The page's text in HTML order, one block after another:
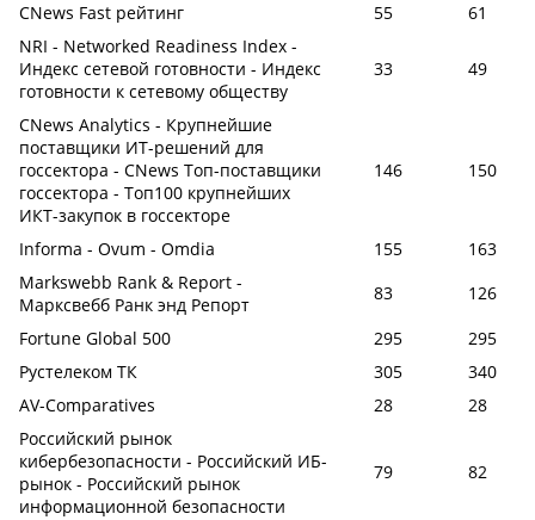
CNews Fast рейтинг
55
61
NRI - Networked Readiness Index -
Индекс сетевой готовности - Индекс
готовности к сетевому обществу
33 49
CNews Analytics - Крупнейшие
поставщики ИТ-решений для
госсектора - CNews Топ-поставщики
госсектора - Топ100 крупнейших
ИКТ-закупок в госсекторе
146 150
Informa - Ovum - Omdia 155
163
Markswebb Rank & Report -
Марксвебб Ранк энд Репорт
83
126
Fortune Global 500
295
295
Рустелеком ТК
305
340
AV-Comparatives
28
28
Российский рынок
кибербезопасности - Российский ИБ-
рынок - Российский рынок
информационной безопасности
79 82